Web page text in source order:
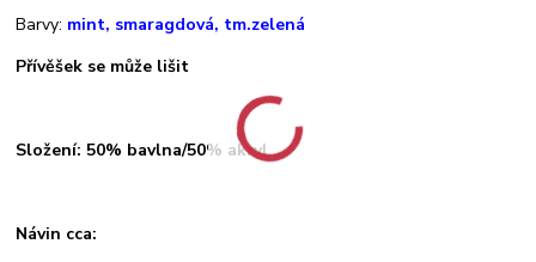
Barvy: mint, smaragdová, tm.zelená
Přívěšek se může lišit
Složení: 50% bavlna/50% akryl
Návin cca: